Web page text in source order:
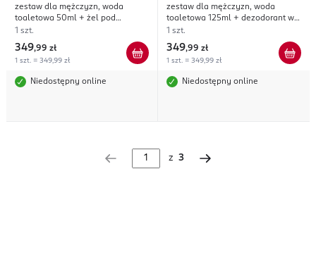
zestaw dla mężczyzn, woda
toaletowa 50ml + żel pod
prysznic 50ml
1 szt.
349,99 zł
1 szt. = 349,99 zł
Niedostępny online
zestaw dla mężczyzn, woda
toaletowa 125ml + dezodorant w
sztyfcie 75ml + żel pod prysznic
1 szt.
349,99 zł
1 szt. = 349,99 zł
Niedostępny online
z 3